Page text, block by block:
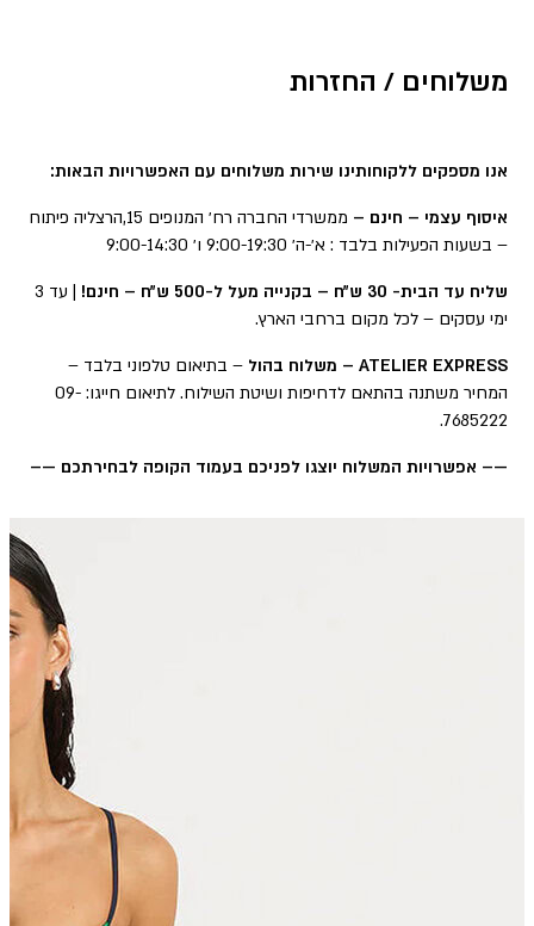
משלוחים / החזרות
אנו מספקים ללקוחותינו שירות משלוחים עם האפשרויות הבאות:
איסוף עצמי – חינם –
ממשרדי החברה רח׳ המנופים 15,הרצליה פיתוח
– בשעות הפעילות בלבד : א׳-ה׳ 9:00-19:30 ו׳ 9:00-14:30
שליח עד הבית- 30 ש״ח – בקנייה מעל ל-500 ש״ח – חינם!
| עד 3
ימי עסקים – לכל מקום ברחבי הארץ.
ATELIER EXPRESS – משלוח בהול
– בתיאום טלפוני בלבד –
המחיר משתנה בהתאם לדחיפות ושיטת השילוח. לתיאום חייגו: 09-
7685222.
—– אפשרויות המשלוח יוצגו לפניכם בעמוד הקופה לבחירתכם —–